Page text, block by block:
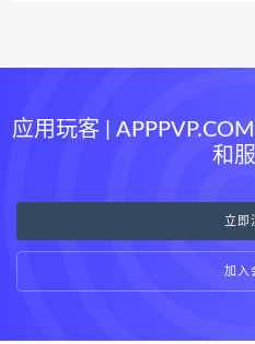
应用玩客 |
和
立即
加入